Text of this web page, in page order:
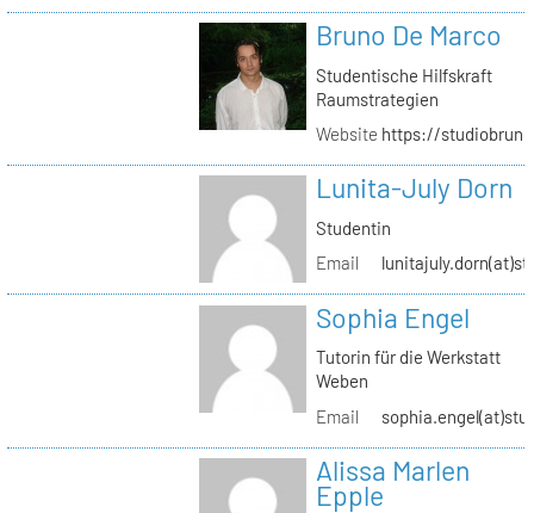
Bruno De Marco
Studentische Hilfskraft
Raumstrategien
Website https://
Lunita-July Dorn
Studentin
Email
Sophia Engel
Tutorin für die Werkstatt
Weben
Email
Alissa Marlen
Epple